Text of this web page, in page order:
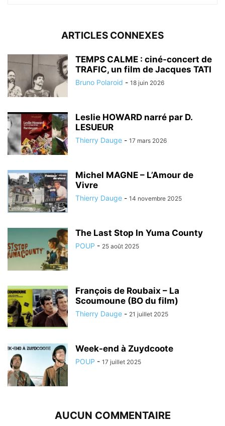
ARTICLES CONNEXES
TEMPS CALME : ciné-concert de
TRAFIC, un film de Jacques TATI
Bruno Polaroid - 18 juin 2026
Leslie HOWARD narré par D.
LESUEUR
Thierry Dauge - 17 mars 2026
Michel MAGNE – L’Amour de
Vivre
Thierry Dauge - 14 novembre 2025
The Last Stop In Yuma County
POUP - 25 août 2025
François de Roubaix – La
Scoumoune (BO du film)
Thierry Dauge - 21 juillet 2025
Week-end à Zuydcoote
POUP - 17 juillet 2025
AUCUN COMMENTAIRE